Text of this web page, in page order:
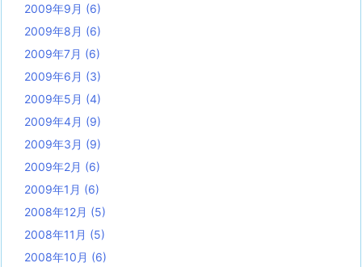
2009年9月 (6)
2009年8月 (6)
2009年7月 (6)
2009年6月 (3)
2009年5月 (4)
2009年4月 (9)
2009年3月 (9)
2009年2月 (6)
2009年1月 (6)
2008年12月 (5)
2008年11月 (5)
2008年10月 (6)